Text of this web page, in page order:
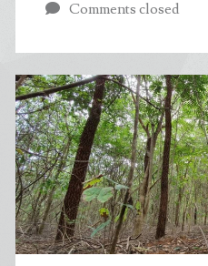
Efeito
Estufa
e
Comments closed